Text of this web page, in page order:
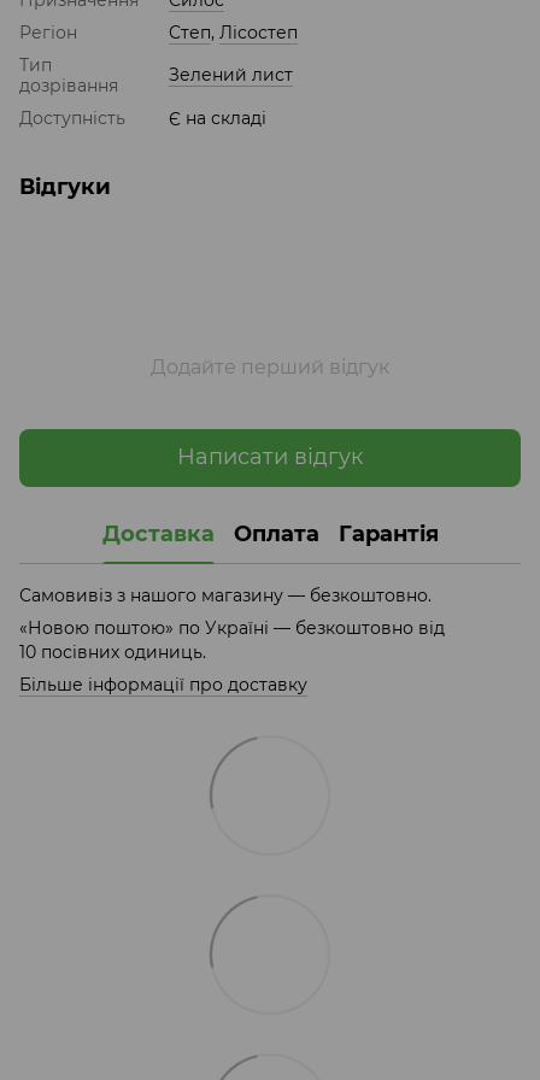
Регіон
Степ, Лісостеп
Тип
дозрівання
Зелений лист
Доступність
Є на складі
Відгуки
Додайте перший відгук
Написати відгук
Доставка Оплата Гарантія
Самовивіз з нашого магазину — безкоштовно.
«Новою поштою» по Україні — безкоштовно від
10 посівних одиниць.
Більше інформації про доставку